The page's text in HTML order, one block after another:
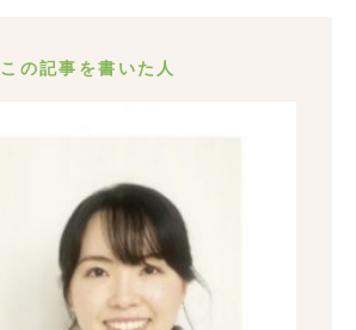
この記事を書いた人